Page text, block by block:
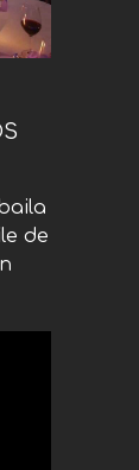
de